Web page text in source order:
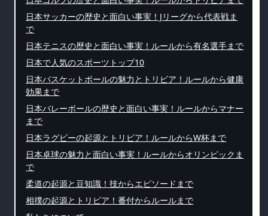
日本サッカーの歴史と面白い事実！Jリーグから代表戦ま
で
日本テニスの歴史と面白い事実！ルールから有名選手まで
日本で人気のスポーツトップ10
日本バスケットボールの魅力とトリビア！ルールから健康
効果まで
日本バレーボールの歴史と面白い事実！ルールからマナー
まで
日本ラグビーの起源とトリビア！ルールからW杯まで
日本卓球の魅力と面白い事実！ルールからオリンピックま
で
柔道の起源と豆知識！技からエピソードまで
相撲の起源とトリビア！番付からルールまで